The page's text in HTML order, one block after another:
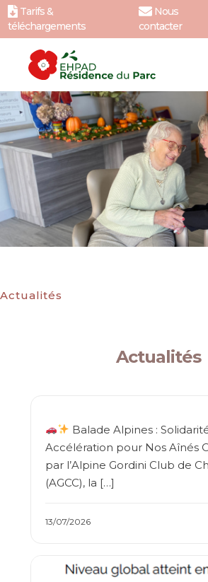
Tarifs &
téléchargements
Nous
contacter
Actualités
Actualités
Balade Alpines :
Accélération pour Nos Aînés
par l’Alpine Gordini Club de
(AGCC), la […]
13/07/2026